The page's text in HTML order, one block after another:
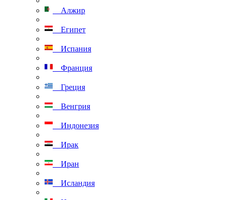
Алжир
Египет
Испания
Франция
Греция
Венгрия
Индонезия
Ирак
Иран
Исландия